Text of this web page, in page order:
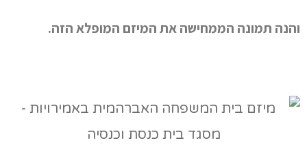
והנה תמונה הממחישה את המיזם המופלא הזה.